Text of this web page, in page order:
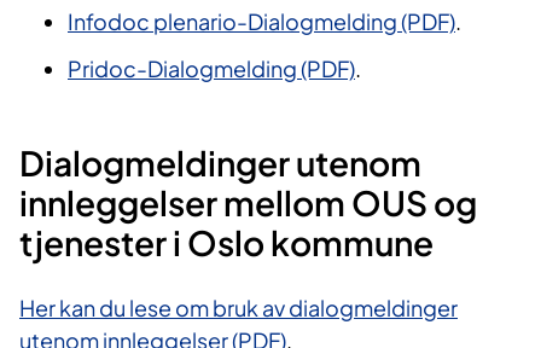
Infodoc plenario-Dialogmelding (PDF).
Pridoc-Dialogmelding (PDF).
Dialogmeldinger utenom
innleggelser m​​ellom OUS og
tjenester i Oslo kommune
Her kan du lese om bruk av dialogmeldinger
utenom innleggelser (PDF).